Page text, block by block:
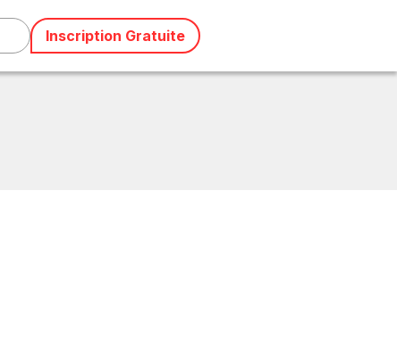
Inscription Gratuite